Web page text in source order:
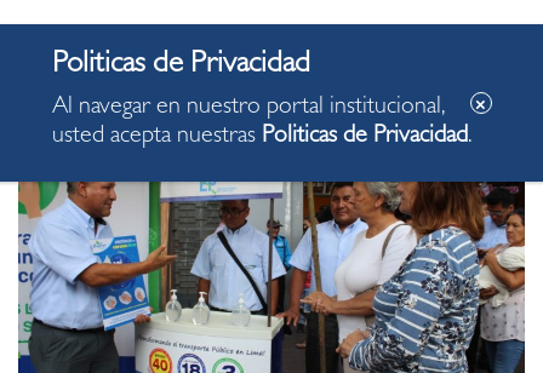
04.03.2020
Al navegar en nuestro portal institucional,
usted acepta nuestras Politicas de Privacidad.